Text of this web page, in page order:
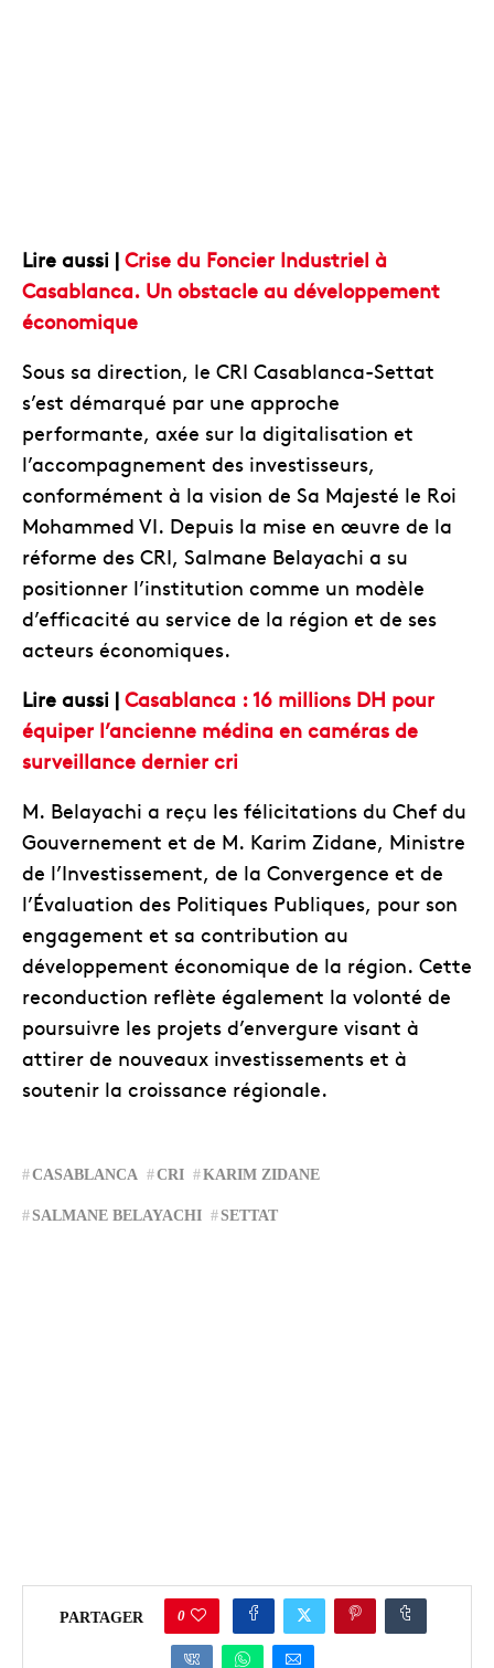
Lire aussi | Crise du Foncier Industriel à
Casablanca. Un obstacle au développement
économique
Sous sa direction, le CRI Casablanca-Settat
s’est démarqué par une approche
performante, axée sur la digitalisation et
l’accompagnement des investisseurs,
conformément à la vision de Sa Majesté le Roi
Mohammed VI. Depuis la mise en œuvre de la
réforme des CRI, Salmane Belayachi a su
positionner l’institution comme un modèle
d’efficacité au service de la région et de ses
acteurs économiques.
Lire aussi | Casablanca : 16 millions DH pour
équiper l’ancienne médina en caméras de
surveillance dernier cri
M. Belayachi a reçu les félicitations du Chef du
Gouvernement et de M. Karim Zidane, Ministre
de l’Investissement, de la Convergence et de
l’Évaluation des Politiques Publiques, pour son
engagement et sa contribution au
développement économique de la région. Cette
reconduction reflète également la volonté de
poursuivre les projets d’envergure visant à
attirer de nouveaux investissements et à
soutenir la croissance régionale.
CASABLANCA CRI KARIM ZIDANE
SALMANE BELAYACHI SETTAT
PARTAGER 0